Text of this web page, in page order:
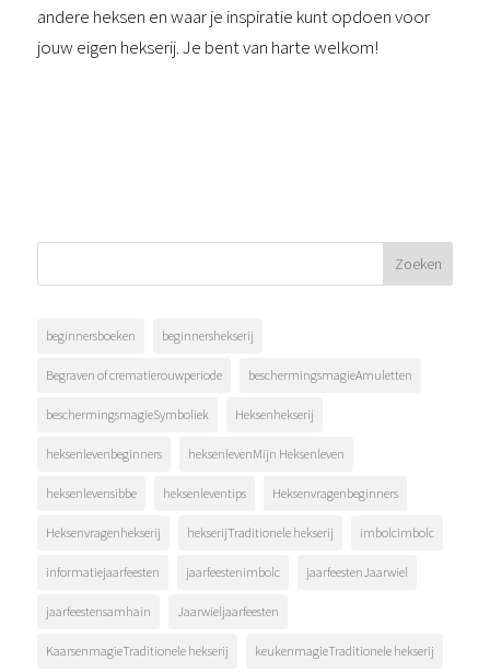
andere heksen en waar je inspiratie kunt opdoen voor
jouw eigen hekserij. Je bent van harte welkom!
beginnersboeken beginnershekserij
Begraven of crematierouwperiode beschermingsmagieAmuletten
beschermingsmagieSymboliek Heksenhekserij
heksenlevenbeginners heksenlevenMijn Heksenleven
heksenlevensibbe heksenleventips Heksenvragenbeginners
Heksenvragenhekserij hekserijTraditionele hekserij imbolcimbolc
informatiejaarfeesten jaarfeestenimbolc jaarfeestenJaarwiel
jaarfeestensamhain Jaarwieljaarfeesten
KaarsenmagieTraditionele hekserij keukenmagieTraditionele hekserij